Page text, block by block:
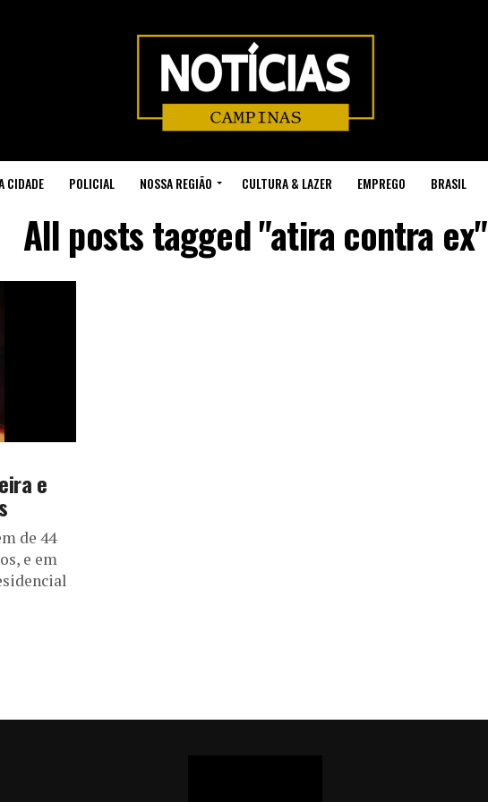
CIDADE POLICIAL NOSSA REGIÃO CULTURA & LAZER EMPREGO BRASIL
All posts tagged "atira contra ex"
e
de 44
e em